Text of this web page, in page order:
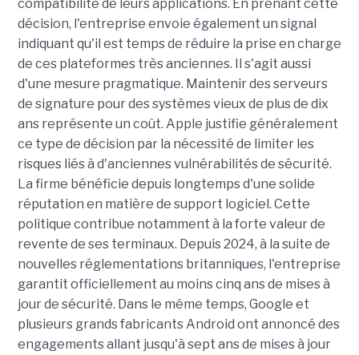
compatibilité de leurs applications. En prenant cette
décision, l'entreprise envoie également un signal
indiquant qu'il est temps de réduire la prise en charge
de ces plateformes très anciennes. Il s'agit aussi
d'une mesure pragmatique. Maintenir des serveurs
de signature pour des systèmes vieux de plus de dix
ans représente un coût. Apple justifie généralement
ce type de décision par la nécessité de limiter les
risques liés à d'anciennes vulnérabilités de sécurité.
La firme bénéficie depuis longtemps d'une solide
réputation en matière de support logiciel. Cette
politique contribue notamment à la forte valeur de
revente de ses terminaux. Depuis 2024, à la suite de
nouvelles réglementations britanniques, l'entreprise
garantit officiellement au moins cinq ans de mises à
jour de sécurité. Dans le même temps, Google et
plusieurs grands fabricants Android ont annoncé des
engagements allant jusqu'à sept ans de mises à jour